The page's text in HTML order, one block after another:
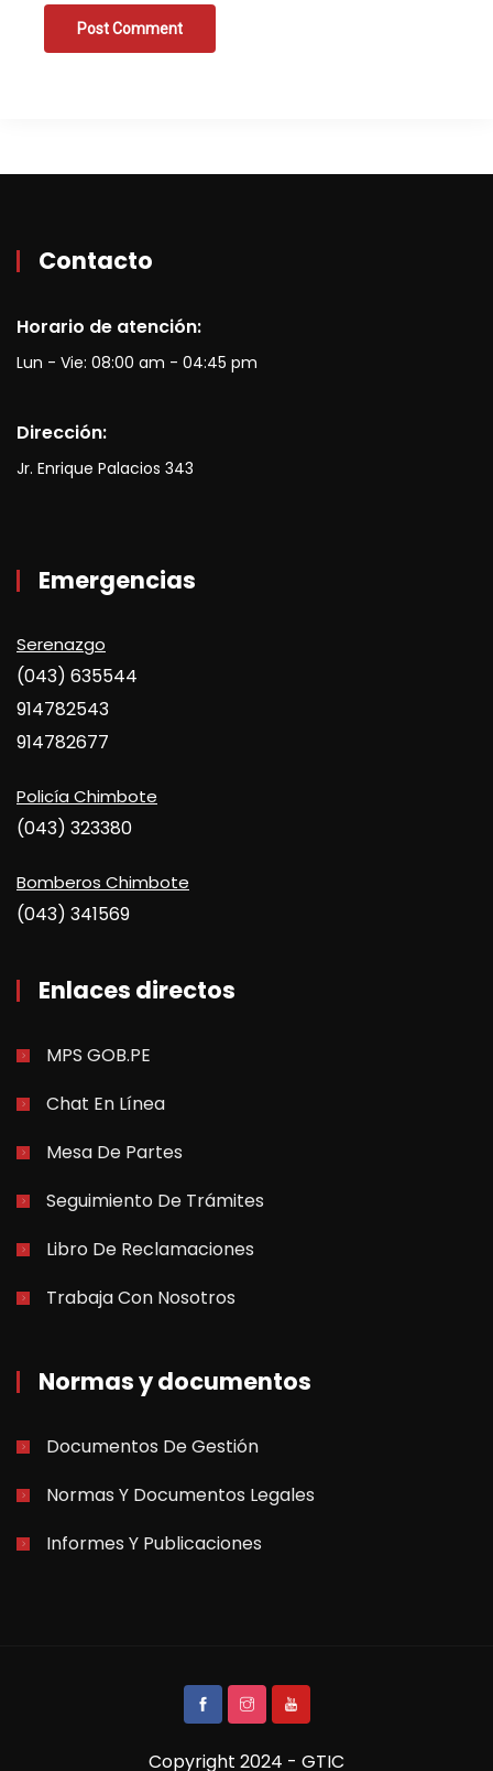
Contacto
Horario de atención:
Lun - Vie: 08:00 am - 04:45 pm
Dirección:
Jr. Enrique Palacios 343
Emergencias
Serenazgo
(043) 635544
914782543
914782677
Policía Chimbote
(043) 323380
Bomberos Chimbote
(043) 341569
Enlaces directos
MPS GOB.PE
Chat En Línea
Mesa De Partes
Seguimiento De Trámites
Libro De Reclamaciones
Trabaja Con Nosotros
Normas y documentos
Documentos De Gestión
Normas Y Documentos Legales
Informes Y Publicaciones
Copyright 2024 - GTIC